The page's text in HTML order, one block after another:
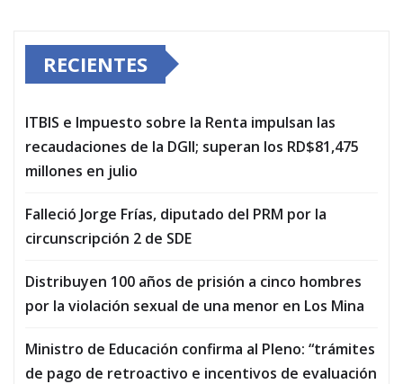
RECIENTES
ITBIS e Impuesto sobre la Renta impulsan las
recaudaciones de la DGII; superan los RD$81,475
millones en julio
Falleció Jorge Frías, diputado del PRM por la
circunscripción 2 de SDE
Distribuyen 100 años de prisión a cinco hombres
por la violación sexual de una menor en Los Mina
Ministro de Educación confirma al Pleno: “trámites
de pago de retroactivo e incentivos de evaluación